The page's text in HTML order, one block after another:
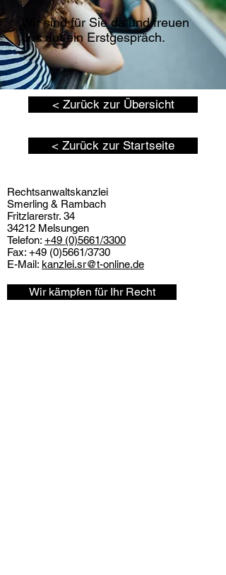
Wir sind für Sie da und freuen
uns auf ein Erstgespräch.
< Zurück zur Übersicht
< Zurück zur Startseite
Rechtsanwaltskanzlei
Smerling & Rambach
Fritzlarerstr. 34
34212 Melsungen
Telefon: +49 (0)5661/3300
Fax: +49 (0)5661/3730
E-Mail: kanzlei.sr@t-online.de
Wir kämpfen für Ihr Recht